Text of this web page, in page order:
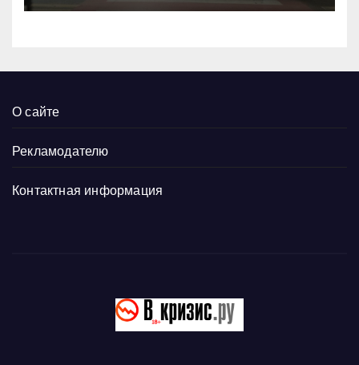
О сайте
Рекламодателю
Контактная информация